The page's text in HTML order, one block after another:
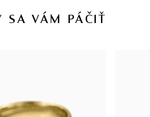
SA VÁM PÁČIŤ